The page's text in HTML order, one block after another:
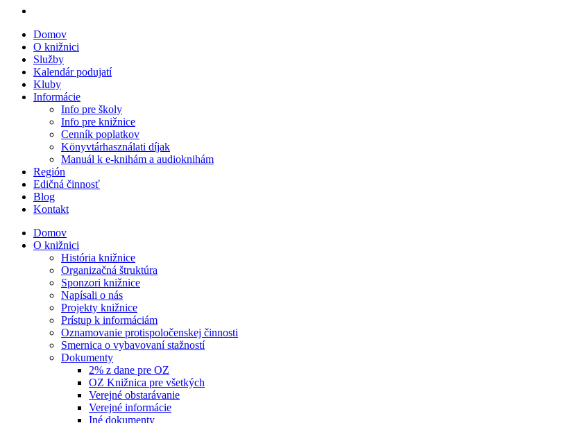
Domov
O knižnici
Služby
Kalendár podujatí
Kluby
Informácie
Info pre školy
Info pre knižnice
Cenník poplatkov
Könyvtárhasználati díjak
Manuál k e-knihám a audioknihám
Región
Edičná činnosť
Blog
Kontakt
Domov
O knižnici
História knižnice
Organizačná štruktúra
Sponzori knižnice
Napísali o nás
Projekty knižnice
Prístup k informáciám
Oznamovanie protispoločenskej činnosti
Smernica o vybavovaní stažností
Dokumenty
2% z dane pre OZ
OZ Knižnica pre všetkých
Verejné obstarávanie
Verejné informácie
Iné dokumenty